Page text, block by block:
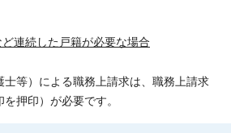
連続した戸籍が必要な場合
等）による職務上請求は、職務上請求
押印）が必要です。